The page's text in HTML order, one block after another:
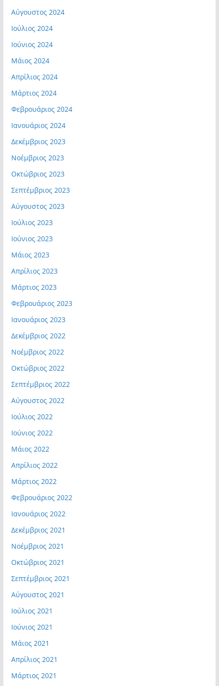
Αύγουστος 2024
Ιούλιος 2024
Ιούνιος 2024
Μάιος 2024
Απρίλιος 2024
Μάρτιος 2024
Φεβρουάριος 2024
Ιανουάριος 2024
Δεκέμβριος 2023
Νοέμβριος 2023
Οκτώβριος 2023
Σεπτέμβριος 2023
Αύγουστος 2023
Ιούλιος 2023
Ιούνιος 2023
Μάιος 2023
Απρίλιος 2023
Μάρτιος 2023
Φεβρουάριος 2023
Ιανουάριος 2023
Δεκέμβριος 2022
Νοέμβριος 2022
Οκτώβριος 2022
Σεπτέμβριος 2022
Αύγουστος 2022
Ιούλιος 2022
Ιούνιος 2022
Μάιος 2022
Απρίλιος 2022
Μάρτιος 2022
Φεβρουάριος 2022
Ιανουάριος 2022
Δεκέμβριος 2021
Νοέμβριος 2021
Οκτώβριος 2021
Σεπτέμβριος 2021
Αύγουστος 2021
Ιούλιος 2021
Ιούνιος 2021
Μάιος 2021
Απρίλιος 2021
Μάρτιος 2021